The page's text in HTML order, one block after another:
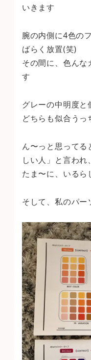
いきます
腕の内側に4色の
ばらく放置(笑)
その間に、色んな
す
グレーの中明度と
どちらも似合う
ん〜っと思って
しい人」と言われ
たま〜に、いるら
そして、私のパー